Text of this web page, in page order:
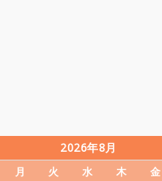
2026年8月
月 火 水 木 金